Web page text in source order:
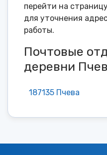
перейти на
для уточнения
работы.
Почтовые
деревни
187135 Пчева